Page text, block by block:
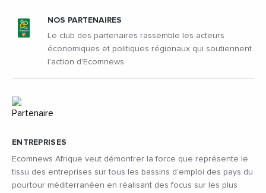
ENTREPRISES
Ecomnews Afrique veut démontrer la force que représente le
tissu des entreprises sur tous les bassins d’emploi des pays du
pourtour méditerranéen en réalisant des focus sur les plus
NOS PARTENAIRES
Le club des partenaires rassemble les acteurs
économiques et politiques régionaux qui soutiennent
l'action d'Ecomnews